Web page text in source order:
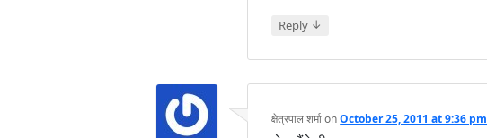
Reply ↓
क्षेत्रपाल शर्माonOctober 25, 2011 at 9:36 pm